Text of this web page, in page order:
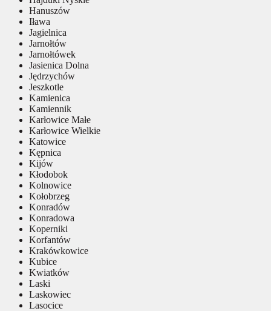
Hanuszów
Iława
Jagielnica
Jarnołtów
Jarnołtówek
Jasienica Dolna
Jędrzychów
Jeszkotle
Kamienica
Kamiennik
Karłowice Małe
Karłowice Wielkie
Katowice
Kępnica
Kijów
Kłodobok
Kolnowice
Kołobrzeg
Konradów
Konradowa
Koperniki
Korfantów
Krakówkowice
Kubice
Kwiatków
Laski
Laskowiec
Lasocice